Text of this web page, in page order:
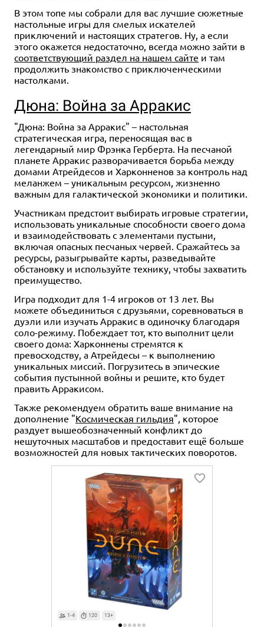
В этом топе мы собрали для вас лучшие сюжетные
настольные игры для смелых искателей
приключений и настоящих стратегов. Ну, а если
этого окажется недостаточно, всегда можно зайти в
соответствующий раздел на нашем сайте и там
продолжить знакомство с приключенческими
настолками.
Дюна: Война за Арракис
"Дюна: Война за Арракис" – настольная
стратегическая игра, переносящая вас в
легендарный мир Фрэнка Герберта. На песчаной
планете Арракис разворачивается борьба между
домами Атрейдесов и Харконненов за контроль над
меланжем – уникальным ресурсом, жизненно
важным для галактической экономики и политики.
Участникам предстоит выбирать игровые стратегии,
использовать уникальные способности своего дома
и взаимодействовать с элементами пустыни,
включая опасных песчаных червей. Сражайтесь за
ресурсы, разыгрывайте карты, разведывайте
обстановку и используйте технику, чтобы захватить
преимущество.
Игра подходит для 1-4 игроков от 13 лет. Вы
можете объединиться с друзьями, соревноваться в
дуэли или изучать Арракис в одиночку благодаря
соло-режиму. Побеждает тот, кто выполнит цели
своего дома: Харконнены стремятся к
превосходству, а Атрейдесы – к выполнению
уникальных миссий. Погрузитесь в эпические
события пустынной войны и решите, кто будет
править Арракисом.
Также рекомендуем обратить ваше внимание на
дополнение "Космическая гильдия", которое
раздует вышеобозначенный конфликт до
нешуточных масштабов и предоставит ещё больше
возможностей для новых тактических поворотов.
1-4 120 13+